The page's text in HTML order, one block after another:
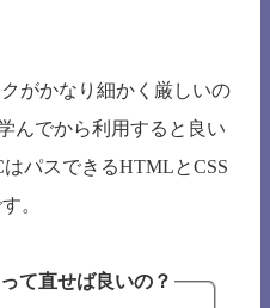
がかなり細かく厳しいの
んでから利用すると良い
パスできるHTMLとCSS
。
て直せば良いの？